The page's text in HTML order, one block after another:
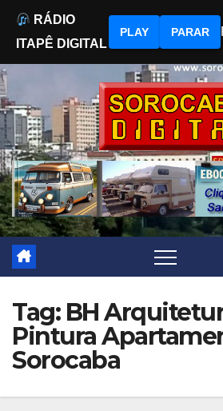
to
content
Tag: BH
Pintura
Sorocaba
RÁDIO
ITAPÊ DIGITAL
PLAY PARAR